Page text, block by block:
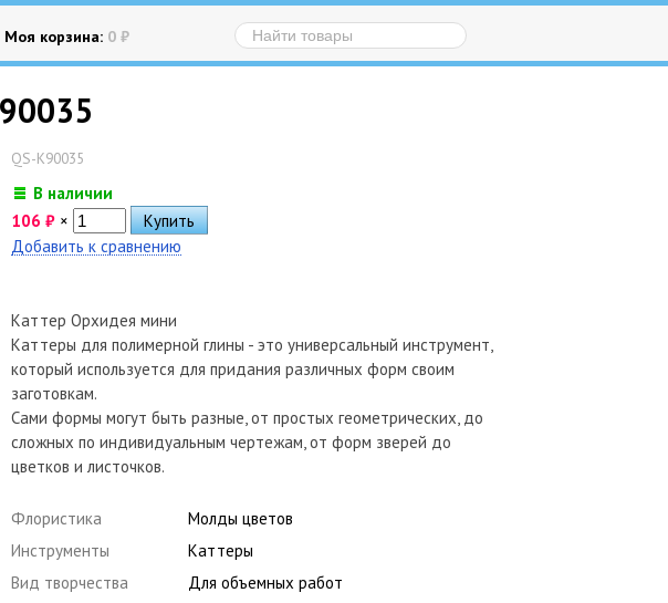
Моя корзина: 0 ₽
QS-K90035
В наличии
106 ₽ ×
Добавить к сравнению
Каттер Орхидея мини
Каттеры для полимерной глины - это универсальный инструмент,
который используется для придания различных форм своим
заготовкам.
Сами формы могут быть разные, от простых геометрических, до
сложных по индивидуальным чертежам, от форм зверей до
цветков и листочков.
Флористика
Молды цветов
Инструменты
Каттеры
Вид творчества
Для объемных работ